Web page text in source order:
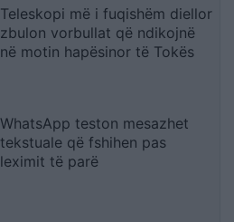
Teleskopi më i fuqishëm diellor
zbulon vorbullat që ndikojnë
në motin hapësinor të Tokës
WhatsApp teston mesazhet
tekstuale që fshihen pas
leximit të parë